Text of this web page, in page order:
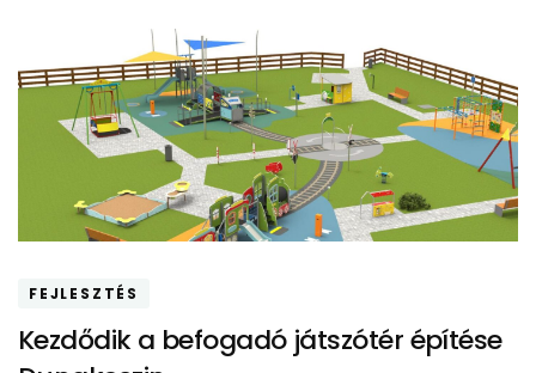
FEJLESZTÉS
Kezdődik a befogadó játszótér építése